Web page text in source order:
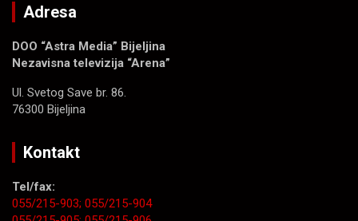
Adresa
DOO “Astra Media” Bijeljina
Nezavisna televizija “Arena”
Ul. Svetog Save br. 86.
76300 Bijeljina
Kontakt
Tel/fax:
055/215-903; 055/215-904